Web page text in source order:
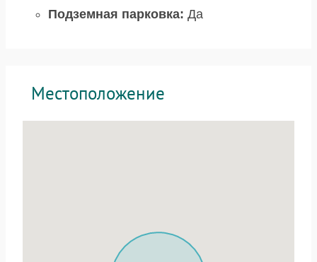
Подземная парковка: Да
Местоположение